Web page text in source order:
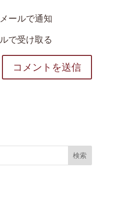
ールで通知
で受け取る